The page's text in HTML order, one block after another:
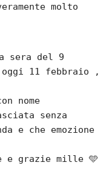
molto
sera del 9
11 febbraio ,
nome
senza
e che emozione
e grazie mille 🩵